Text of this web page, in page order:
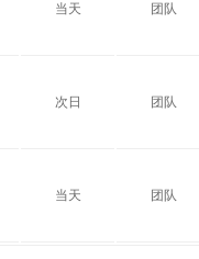
当天 团队
次日 团队
当天 团队